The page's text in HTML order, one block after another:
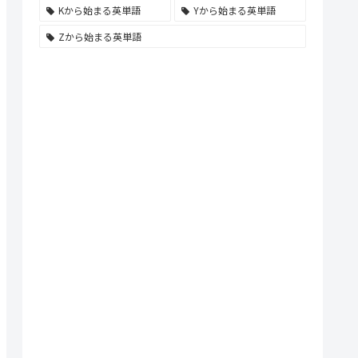
Kから始まる英単語
Yから始まる英単語
Zから始まる英単語